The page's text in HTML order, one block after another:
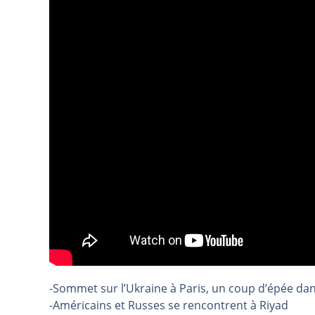
GBP/USD : Un premier ministre
EUR/USD : Une réunion à priori
Les événements de cette semaine
La France, maillon faible de
-Sommet sur l’Ukraine à Paris, un coup d’épée
-Américains et Russes se rencontrent à Riyad